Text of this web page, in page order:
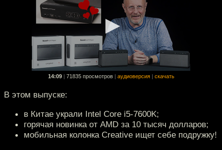
14:09 71835 просмотров аудиоверсия скачать
В этом выпуске:
в Китае украли Intel Core i5-7600K;
горячая новинка от AMD за 10 тысяч долларов;
мобильная колонка Creative ищет себе подружку!